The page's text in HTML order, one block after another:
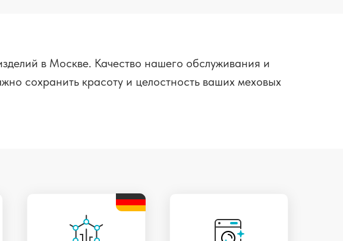
в Москве. Качество нашего обслуживания и
сохранить красоту и целостность ваших меховых